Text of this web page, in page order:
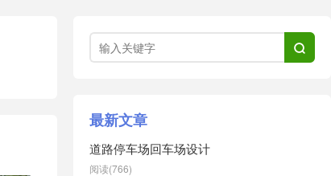

最新文章
道路停车场回车场设计
阅读(766)